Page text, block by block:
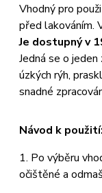
Vhodný pro
před lakováním.
Je dostupný v
Jedná se o
úzkých rýh,
snadné
Návod k použití:
1. Po výběru
očištěné a